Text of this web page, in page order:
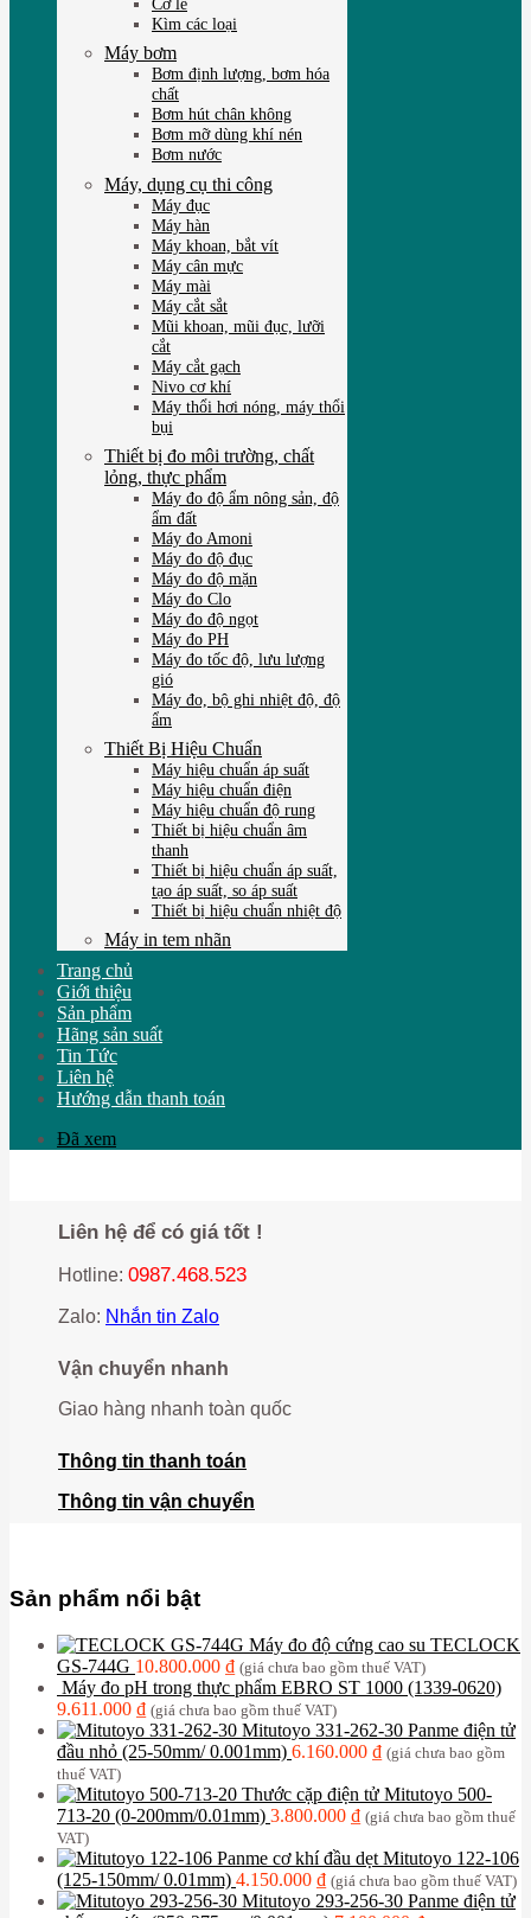
Kìm các loại
Máy bơm
Bơm định lượng, bơm hóa
chất
Bơm hút chân không
Bơm mỡ dùng khí nén
Bơm nước
Máy, dụng cụ thi công
Máy đục
Máy hàn
Máy khoan, bắt vít
Máy cân mực
Máy mài
Máy cắt sắt
Mũi khoan, mũi đục, lưỡi
cắt
Máy cắt gạch
Nivo cơ khí
Máy thổi hơi nóng, máy thổi
bụi
Thiết bị đo môi trường, chất
lỏng, thực phẩm
Máy đo độ ẩm nông sản, độ
ẩm đất
Máy đo Amoni
Máy đo độ đục
Máy đo độ mặn
Máy đo Clo
Máy đo độ ngọt
Máy đo PH
Máy đo tốc độ, lưu lượng
gió
Máy đo, bộ ghi nhiệt độ, độ
ẩm
Thiết Bị Hiệu Chuẩn
Máy hiệu chuẩn áp suất
Máy hiệu chuẩn điện
Máy hiệu chuẩn độ rung
Thiết bị hiệu chuẩn âm
thanh
Thiết bị hiệu chuẩn áp suất,
tạo áp suất, so áp suất
Thiết bị hiệu chuẩn nhiệt độ
Máy in tem nhãn
Trang chủ
Giới thiệu
Sản phẩm
Hãng sản suất
Tin Tức
Liên hệ
Hướng dẫn thanh toán
Đã xem
Liên hệ để có giá tốt !
Hotline: 0987.468.523
Zalo: Nhắn tin Zalo
Vận chuyển nhanh
Giao hàng nhanh toàn quốc
Thông tin thanh toán
Thông tin vận chuyển
Sản phẩm nổi bật
Máy đo độ cứng cao su TECLOCK
GS-744G 10.800.000 ₫ (giá chưa bao gồm thuế VAT)
Máy đo pH trong thực phẩm EBRO ST 1000 (1339-0620)
9.611.000 ₫ (giá chưa bao gồm thuế VAT)
Mitutoyo 331-262-30 Panme điện tử
đầu nhỏ (25-50mm/ 0.001mm) 6.160.000 ₫ (giá chưa bao gồm
thuế VAT)
Thước cặp điện tử Mitutoyo 500-
713-20 (0-200mm/0.01mm) 3.800.000 ₫ (giá chưa bao gồm thuế
VAT)
Panme cơ khí đầu dẹt Mitutoyo 122-106
(125-150mm/ 0.01mm) 4.150.000 ₫ (giá chưa bao gồm thuế VAT)
Mitutoyo 293-256-30 Panme điện tử